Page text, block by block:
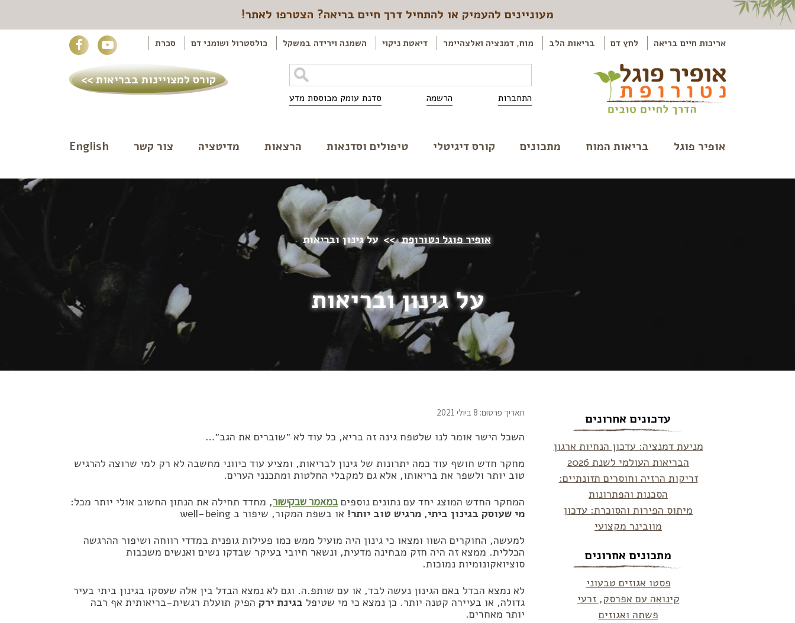
מעוניינים להעמיק או להתחיל דרך חיים בריאה? הצטרפו לאתר!
אריכות חיים בריאה לחץ דם בריאות הלב מוח, דמנציה ואלצהיימר דיאטת ניקוי השמנה וירידה במשקל כולסטרול ושומני דם סכרת
התחברות הרשמה סדנת עומק מבוססת מדע
קורס למצויינות בבריאות >>
אופיר פוגל בריאות המוח מתכונים קורס דיגיטלי טיפולים וסדנאות הרצאות מדיטציה צור קשר English
אופיר פוגל נטורופת >> על גינון ובריאות
על גינון ובריאות
תאריך פרסום: 8 ביולי 2021
השכל הישר אומר לנו שלטפח גינה זה בריא, כל עוד לא ״שוברים את הגב״…
מחקר חדש חושף עוד כמה יתרונות של גינון לבריאות, ומציע עוד כיווני מחשבה לא רק למי שרוצה להרגיש
טוב יותר ולשפר את בריאותו, אלא גם למקבלי החלטות ומתכנני הערים.
המחקר החדש המוצג יחד עם נתונים נוספיםבמאמר שבקישור, מחדד תחילה את הנתון החשוב אולי יותר מכל:
מי שעוסק בגינון ביתי, מרגיש טוב יותר! או בשפת המקור, שיפור ב well-being
למעשה, החוקרים השוו ומצאו כי גינון היה מועיל ממש כמו פעילות גופנית במדדי רווחה ושיפור ההרגשה
הכללית. ממצא זה היה חזק מבחינה מדעית, ונשאר חיובי בעיקר שבדקו נשים ואנשים משכבות
סוציואקונומיות נמוכות.
לא נמצא הבדל באם הגינון נעשה לבד, או עם שותפ.ה. וגם לא נמצא הבדל בין אלה שעסקו בגינון ביתי בעיר
גדולה, או בעיירה קטנה יותר. כן נמצא כי מי שטיפל בגינת ירק הפיק תועלת רגשית-בריאותית אף רבה
יותר מאחרים.
עדכונים אחרונים
מניעת דמנציה: עדכון הנחיות ארגון
הבריאות העולמי לשנת 2026
זריקות הרזיה וחוסרים תזונתיים:
הסכנות והפתרונות
מיתוס הפירות והסוכרת: עדכון
מוובינר מקצועי
מתכונים אחרונים
פסטו אגוזים טבעוני
קינואה עם אפרסק, זרעי
פשתה ואגוזים